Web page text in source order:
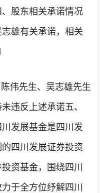
股东相关承诺情况
雄有关承诺，相关
伟先生、吴志雄先生
违反上述承诺五、
发展基金是四川发
四川发展证券投资
资基金，围绕四川
于全方位纾解四川